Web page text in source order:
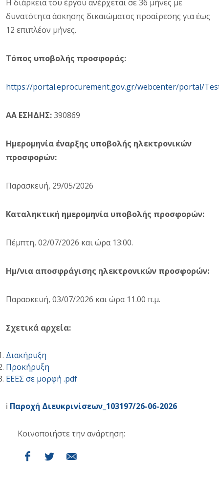
Η διάρκεια του έργου ανέρχεται σε 36 μήνες με
δυνατότητα άσκησης δικαιώματος προαίρεσης για έως
12 επιπλέον μήνες.
Τόπος υποβολής προσφοράς:
https://portal.eprocurement.gov.gr/webcenter/portal/
ΑΑ ΕΣΗΔΗΣ:390869
Ημερομηνία έναρξης υποβολής ηλεκτρονικών
προσφορών:
Παρασκευή, 29/05/2026
Καταληκτική ημερομηνία υποβολής προσφορών:
Πέμπτη, 02/07/2026 και ώρα 13:00.
Ημ/νια αποσφράγισης ηλεκτρονικών προσφορών:
Παρασκευή, 03/07/2026 και ώρα 11.00 π.μ.
Σχετικά αρχεία:
Διακήρυξη
Προκήρυξη
ΕΕΕΣ σε μορφή .pdf
ℹ️ Παροχή Διευκρινίσεων_103197/26-06-2026
Κοινοποιήστε την ανάρτηση: